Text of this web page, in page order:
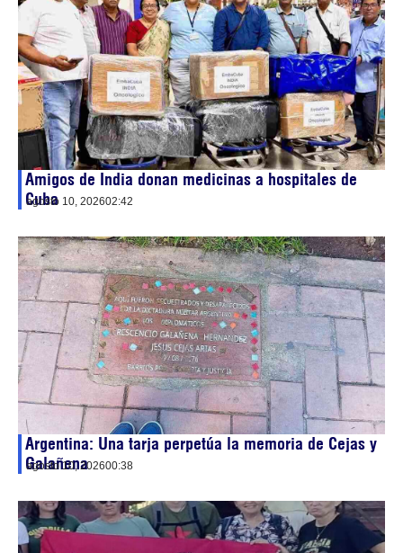
Amigos de India donan medicinas a hospitales de
Cuba
agosto 10, 202602:42
Argentina: Una tarja perpetúa la memoria de Cejas y
Galañena
agosto 10, 202600:38